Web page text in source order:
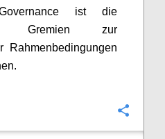
ist die
Gremien zur
Rahmenbedingungen